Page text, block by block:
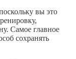
вы это
Самое главное
сохранять